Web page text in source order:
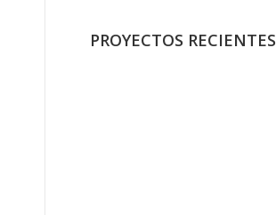
PROYECTOS RECIENTES